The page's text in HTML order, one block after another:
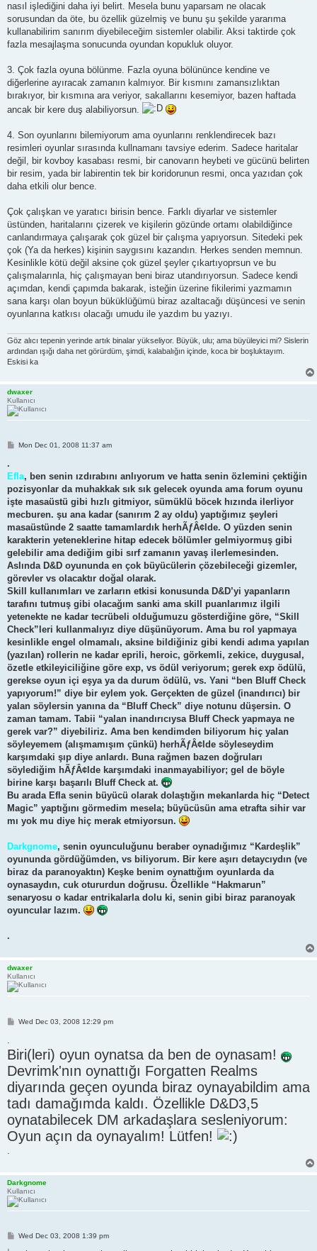
nasıl işlediğini daha iyi belirt. Mesela bunu yaparsam ne olacak
sorusundan da öte, bu özellik güzelmiş ve bunu şu şekilde yararıma
kullanabilirim sanırım diyebileceğim sistemler olabilir. Aksi taktirde çok
fazla mesajlaşma sonucunda oyundan kopukluk oluyor.
3. Çok fazla oyuna bölünme. Fazla oyuna bölününce kendine ve
diğerlerine ayıracak zamanın kalmıyor. Bir kısmını zamansızlıktan
bırakıyor, bir kısmına ara veriyor, sakallarını kesemiyor, bazen haftada
ancak bir kere duş alabiliyorsun.
4. Son oyunlarını bilemiyorum ama oyunlarını renklendirecek bazı
resimleri oyunlar sırasında kullnamanı tavsiye ederim. Sadece haritalar
değil, bir kovboy kasabası resmi, bir canovarın heybeti ve gücünü belirten
bir resim, yada bir labirentin tek bir koridorunun resmi, onca yazıdan çok
daha etkili olur bence.
Çok çalışkan ve yaratıcı birisin bence. Farklı diyarlar ve sistemler
üstünden, haritalarını çizerek ve kişilerin gözünde ortamı olabildiğince
canlandırmaya çalışarak çok güzel bir çalışma yapıyorsun. Sitedeki pek
çok (Ya da herkes) kişinin saygısını kazandın. Herkes senden memnun.
Kesinlikle kötü değil aksine çok güzel şeyler çıkartıyoprsun ve bu
çalışmalarınla, hiç çalışmayan beni biraz utandırıyorsun. Sadece kendi
açımdan, kendi çapımda bakarak, isteğin üzerine fikilerimi yazmamın
sana karşı olan boyun büküklüğümü biraz azaltacağı düşüncesi ve senin
oyunlarına katkısı olacağı umudu ile yazdım bu yazıyı.
Göz alıcı tepenin yerinde artık binalar yükseliyor. Büyük, ulu; ama büyüleyici mi? Sislerin
ardından ışığı daha net görürdüm, şimdi, kalabalığın içinde, koca bir boşluktayım.
Eskisi ka
dwaxer
Kullanıcı
PMon Dec 01, 2008 11:37 am
.
Efla, ben senin ızdırabını anlıyorum ve hatta senin özlemini çektiğin
pozisyonlar da muhakkak sık sık gelecek oyunda ama forum oyunu
işte masaüstü gibi hızlı gitmiyor, sümüklü böcek hızında ilerliyor
mecburen. şu ana kadar (sanırım 2 ay oldu) yaptığımız şeyleri
masaüstünde 2 saatte tamamlardık herhÃƒÂ¢lde. O yüzden senin
karakterin yeteneklerine hitap edecek bölümler gelmiyormuş gibi
gelebilir ama dediğim gibi sırf zamanın yavaş ilerlemesinden.
Aslında D&D oyununda en çok büyücülerin çözebileceği gizemler,
görevler vs olacaktır doğal olarak.
Skill kullanımları ve zarların etkisi konusunda D&D’yi yapanların
tarafını tutmuş gibi olacağım sanki ama skill puanlarımız ilgili
yetenekte ne kadar tecrübeli olduğumuzu gösterdiğine göre, “Skill
Check”leri kullanmalıyız diye düşünüyorum. Ama bu rol yapmaya
kesinlikle engel olmamalı, aksine bildiğiniz gibi kendi adıma yapılan
(yazılan) rollerin ne kadar eprili, heroic, görkemli, zekice, duygusal,
özetle etkileyiciliğine göre exp, vs ödül veriyorum; gerek exp ödülü,
gerekse oyun içi eşya ya da durum ödülü, vs. Yani “ben Bluff Check
yapıyorum!” diye bir eylem yok. Gerçekten de güzel (inandırıcı) bir
yalan söylersin yanına da “Bluff Check” diye notunu düşersin. O
zaman tamam. Tabii “yalan inandırıcıysa Bluff Check yapmaya ne
gerek var?” diyebiliriz. Ama ben kendimden biliyorum hiç yalan
söyleyemem (alışmamışım çünkü) herhÃƒÂ¢lde söyleseydim
karşımdaki şıp diye anlardı. Buna rağmen bazen doğruları
söylediğim hÃƒÂ¢lde karşımdaki inanmayabiliyor; gel de böyle
birine karşı başarılı Bluff Check at.
Bu arada Efla senin büyücü olarak dolaştığın mekanlarda hiç “Detect
Magic” yaptığını görmedim mesela; büyücüsün ama etrafta sihir var
mı yok mu diye hiç merak etmiyorsun.
Darkgnome, senin oyunculuğunu beraber oynadığımız “Kardeşlik”
oyununda gördüğümden, vs biliyorum. Bir kere aşırı detaycıydın (ve
biraz da paranoyaktın) Keşke benim oynattığım oyunlarda da
oynasaydın, cuk otururdun doğrusu. Özellikle “Hakmarun”
senaryosu o kadar entrikalarla dolu ki, senin gibi biraz paranoyak
oyuncular lazım.
.
dwaxer
Kullanıcı
PWed Dec 03, 2008 12:29 pm
Biri(leri) oyun oynatsa da ben de oynasam!
Devrimk'nın oynattığı Forgatten Realms
diyarında geçen oyunda biraz oynayabildim ama
tadı damağımda kaldı. Özellikle D&D3,5
oynatabilecek DM arkadaşlara sesleniyorum:
Oyun açın da oynayalım! Lütfen!
Darkgnome
Kullanıcı
PWed Dec 03, 2008 1:39 pm